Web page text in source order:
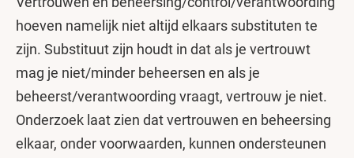
hoeven namelijk niet altijd elkaars substituten te
zijn. Substituut zijn houdt in dat als je vertrouwt
mag je niet/minder beheersen en als je
beheerst/verantwoording vraagt, vertrouw je niet.
Onderzoek laat zien dat vertrouwen en beheersing
elkaar, onder voorwaarden, kunnen ondersteunen